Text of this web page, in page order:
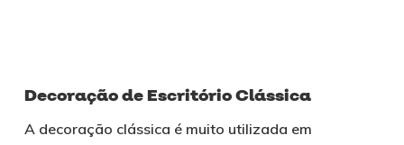
Decoração de Escritório Clássica
A decoração clássica é muito utilizada em